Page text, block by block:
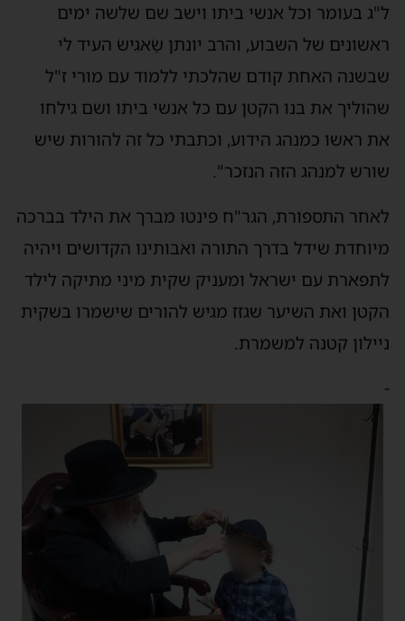
ל"ג בעומר וכל אנשי ביתו וישב שם שלשה ימים
ראשונים של השבוע, והרב יונתן שַׂאגִישׂ העיד לי
שבשנה האחת קודם שהלכתי ללמוד עם מורי ז"ל
שהוליך את בנו הקטן עם כל אנשי ביתו ושם גילחו
את ראשו כמנהג הידוע, וכתבתי כל זה להורות שיש
שורש למנהג הזה הנזכר".
לאחר התספורת, הגר"ח פינטו מברך את הילד בברכה
מיוחדת שידל בדרך התורה ואבותינו הקדושים ויהיה
לתפארת עם ישראל ומעניק שקית מיני מתיקה לילד
הקטן ואת השיער שגזז מגיש להורים שישמרו בשקית
ניילון קטנה למשמרת.
-